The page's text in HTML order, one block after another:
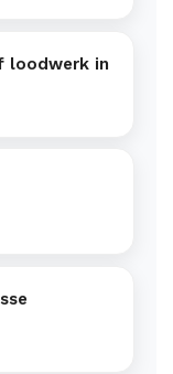
loodwerk in